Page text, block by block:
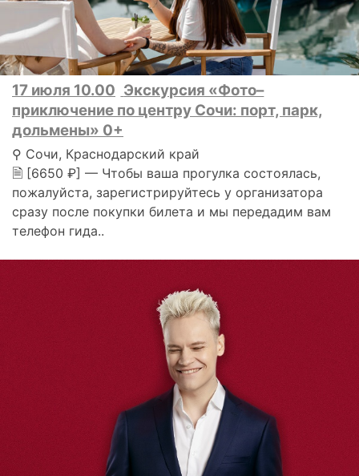
17 июля 10.00 Экскурсия «Фото–
приключение по центру Сочи: порт, парк,
дольмены» 0+
⚲ Сочи, Краснодарский край
🗎 [6650 ₽] — Чтобы ваша прогулка состоялась,
пожалуйста, зарегистрируйтесь у организатора
сразу после покупки билета и мы передадим вам
телефон гида..